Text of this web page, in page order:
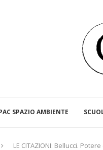
SPAZIO AMBIENTE
LE CITAZIONI: Bellucci.